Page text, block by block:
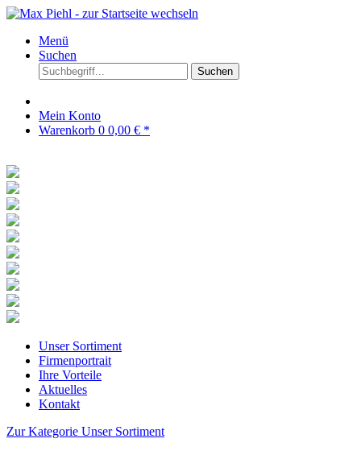
Menü
Suchen
Suchen
Mein Konto
Warenkorb 0 0,00 € *
Unser Sortiment
Firmenportrait
Ihre Vorteile
Aktuelles
Kontakt
Zur Kategorie Unser Sortiment